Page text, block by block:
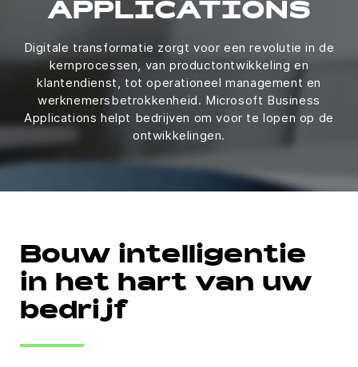
APPLICATIONS
Digitale transformatie zorgt voor een revolutie in de
kernprocessen, van productontwikkeling en
klantendienst, tot operationeel management en
werknemersbetrokkenheid. Microsoft Business
Applications helpt bedrijven om voor te lopen op de
ontwikkelingen.
Bouw intelligentie
in het hart van uw
bedrijf